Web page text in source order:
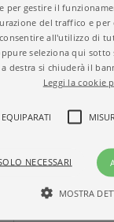
Autore
Casa
Aree
per gestire il
del traffico e
all'utilizzo
seleziona qui
destra si chiuderà il
Leggi la cookie
NECESSARI
MOSTRA